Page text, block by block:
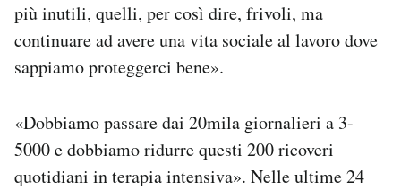
più inutili, quelli, per così dire, frivoli, ma
continuare ad avere una vita sociale al lavoro dove
sappiamo proteggerci bene».
«Dobbiamo passare dai 20mila giornalieri a 3-
5000 e dobbiamo ridurre questi 200 ricoveri
quotidiani in terapia intensiva». Nelle ultime 24